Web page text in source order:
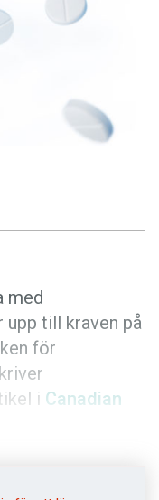
med
upp till kraven på
för
i Canadian